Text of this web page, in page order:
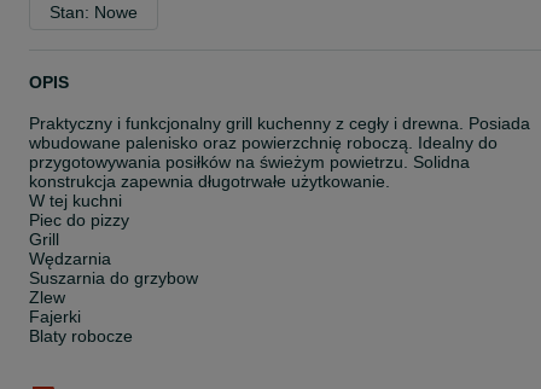
Stan: Nowe
OPIS
Praktyczny i funkcjonalny grill kuchenny z cegły i drewna. Posiada
wbudowane palenisko oraz powierzchnię roboczą. Idealny do
przygotowywania posiłków na świeżym powietrzu. Solidna
konstrukcja zapewnia długotrwałe użytkowanie.
W tej kuchni
Piec do pizzy
Grill
Wędzarnia
Suszarnia do grzybow
Zlew
Fajerki
Blaty robocze